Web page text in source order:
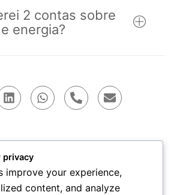
2 contas sobre
energia?
L
i
e
d
i
n
W
h
s
p
P
h
e
l
t
E
n
l
e
SC 401, Km 4 – Saco Grande, Florianópolis
48 3181-0030 |contato@auten.energy
privacy
improve your experience,
content, and analyze